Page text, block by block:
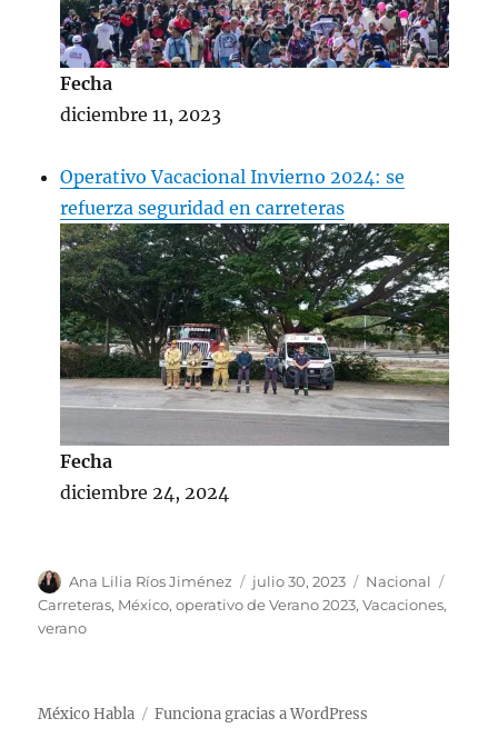
Fecha
diciembre 11, 2023
Operativo Vacacional Invierno 2024: se
refuerza seguridad en carreteras
Fecha
diciembre 24, 2024
A
u
t
Ana Lilia Ríos Jiménez
P
u
a
julio 30, 2023
C
a
r
Nacional
Carreteras, México,operativo de Verano 2023,Vacaciones,
verano
México Habla Funciona gracias a WordPress